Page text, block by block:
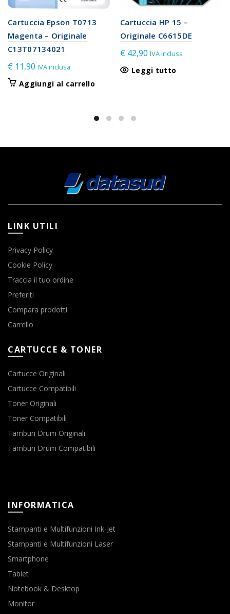
Cartuccia Epson T0713
Magenta – Originale
C13T07134021
€ 11,90 IVA inclusa
Aggiungi al carrello
Cartuccia HP 15 –
Originale C6615DE
€ 42,90 IVA inclusa
Leggi tutto
LINK UTILI
Privacy Policy
Cookie Policy
Traccia il tuo ordine
Preferiti
Compara prodotti
Carrello
CARTUCCE & TONER
Cartucce Originali
Cartucce Compatibili
Toner Originali
Toner Compatibili
Tamburi Drum Originali
Tamburi Drum Compatibili
INFORMATICA
Stampanti e Multifunzioni Ink-Jet
Stampanti e Multifunzioni Laser
Smartphone
Tablet
Notebook & Desktop
Monitor